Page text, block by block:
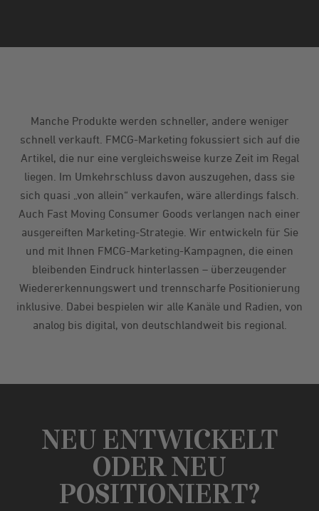
Manche Produkte werden schneller, andere weniger
schnell verkauft. FMCG-Marketing fokussiert sich auf die
Artikel, die nur eine vergleichsweise kurze Zeit im Regal
liegen. Im Umkehrschluss davon auszugehen, dass sie
sich quasi „von allein“ verkaufen, wäre allerdings falsch.
Auch Fast Moving Consumer Goods verlangen nach einer
ausgereiften Marketing-Strategie. Wir entwickeln für Sie
und mit Ihnen FMCG-Marketing-Kampagnen, die einen
bleibenden Eindruck hinterlassen – überzeugender
Wiedererkennungswert und trennscharfe Positionierung
inklusive. Dabei bespielen wir alle Kanäle und Radien, von
analog bis digital, von deutschlandweit bis regional.
NEU ENTWICKELT
ODER NEU
POSITIONIERT?